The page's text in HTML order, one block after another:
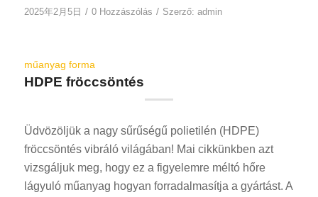
2025年2月5日 / 0 Hozzászólás / Szerző: admin
műanyag forma
HDPE fröccsöntés
Üdvözöljük a nagy sűrűségű polietilén (HDPE)
fröccsöntés vibráló világában! Mai cikkünkben azt
vizsgáljuk meg, hogy ez a figyelemre méltó hőre
lágyuló műanyag hogyan forradalmasítja a gyártást. A